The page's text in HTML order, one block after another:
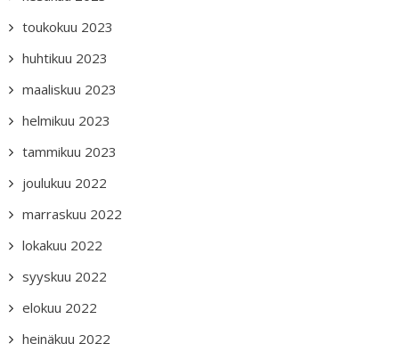
toukokuu 2023
huhtikuu 2023
maaliskuu 2023
helmikuu 2023
tammikuu 2023
joulukuu 2022
marraskuu 2022
lokakuu 2022
syyskuu 2022
elokuu 2022
heinäkuu 2022